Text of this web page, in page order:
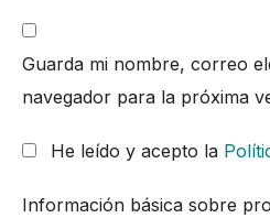
Guarda mi nombre, correo
navegador para la próxima
He leído y acepto la
Información básica sobre